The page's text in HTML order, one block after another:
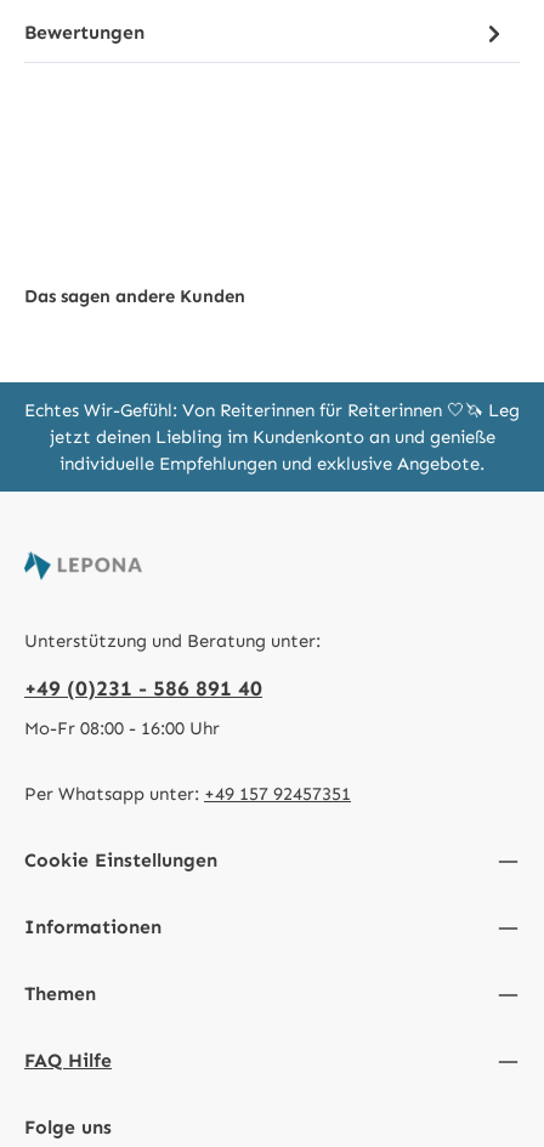
Bewertungen
Das sagen andere Kunden
Echtes Wir-Gefühl: Von Reiterinnen für Reiterinnen 🤍🦄 Leg
jetzt deinen Liebling im Kundenkonto an und genieße
individuelle Empfehlungen und exklusive Angebote.
Unterstützung und Beratung unter:
+49 (0)231 - 586 891 40
Mo-Fr 08:00 - 16:00 Uhr
Per Whatsapp unter: +49 157 92457351
Cookie Einstellungen
Informationen
Themen
FAQ Hilfe
Folge uns